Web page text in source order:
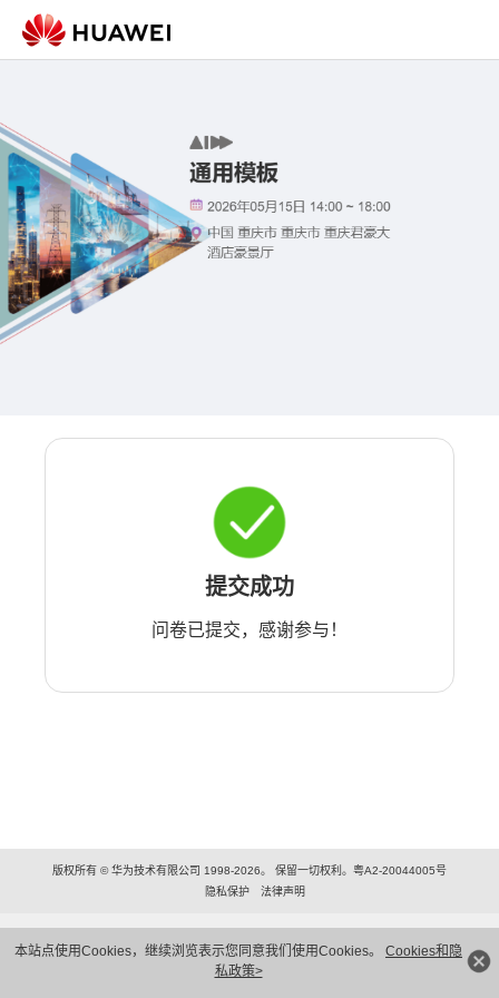
本站点使用Cookies，继续浏览表示您同意我们使用Cookies。 Cookies和隐
私政策>
提交成功
问卷已提交，感谢参与！
版权所有 © 华为技术有限公司 1998-2026。 保留一切权利。粤A2-20044005号
隐私保护
法律声明